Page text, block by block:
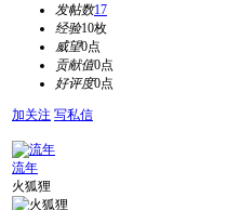
发帖数17
经验10枚
威望0点
贡献值0点
好评度0点
加关注 写私信
流年
火狐狸